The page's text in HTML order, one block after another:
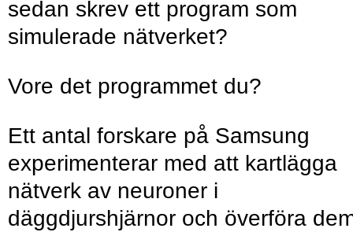
sedan skrev ett program som
simulerade nätverket?
Vore det programmet du?
Ett antal forskare på Samsung
experimenterar med att kartlägga
nätverk av neuroner i
däggdjurshjärnor och överföra